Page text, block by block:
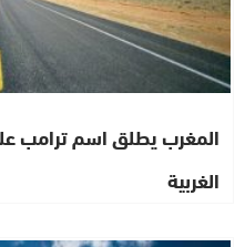
المغرب يطلق اسم ترامب
الغربية